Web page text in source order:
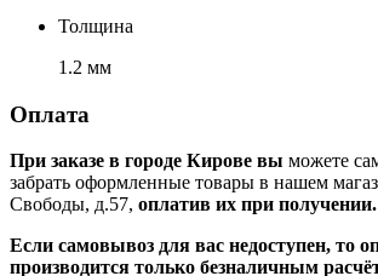
Толщина
1.2 мм
Оплата
При заказе в городе Кирове вы можете
забрать оформленные товары в нашем
Свободы, д.57, оплатив их при получении.
Если самовывоз для вас недоступен, то
производится только безналичным